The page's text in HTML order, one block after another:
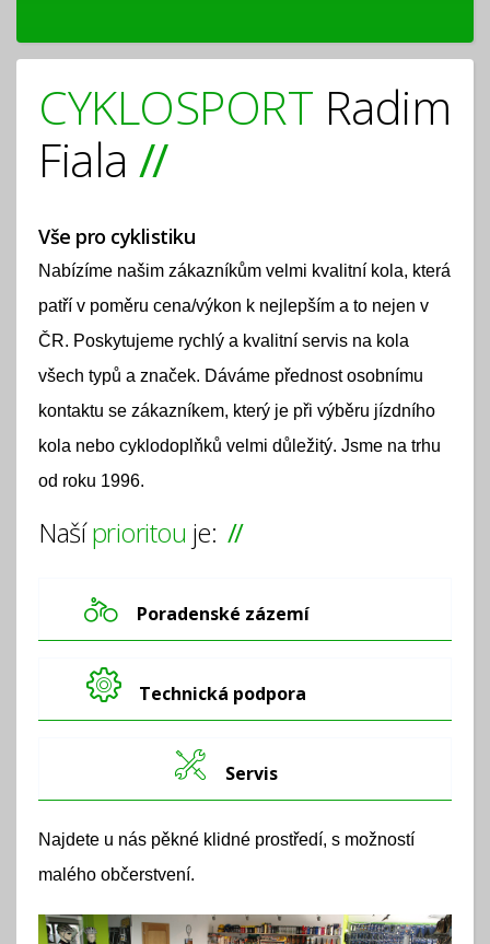
CYKLOSPORT Radim
Fiala
Vše pro cyklistiku
Nabízíme našim zákazníkům velmi kvalitní kola, která
patří v poměru cena/výkon k nejlepším a to nejen v
ČR. Poskytujeme rychlý a kvalitní servis na kola
všech typů a značek. Dáváme přednost osobnímu
kontaktu se zákazníkem, který je při výběru jízdního
kola nebo cyklodoplňků velmi důležitý. Jsme na trhu
od roku 1996.
Našíprioritou je:
Poradenské zázemí
Technická podpora
Servis
Najdete u nás pěkné klidné prostředí, s možností
malého občerstvení.